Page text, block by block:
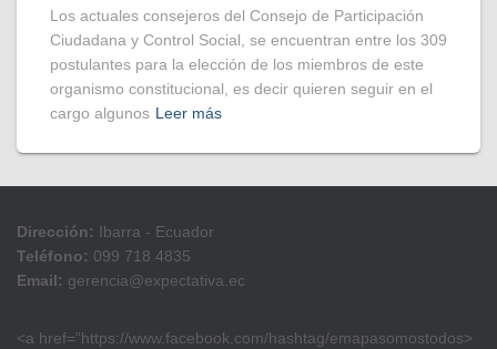
Los actuales consejeros del Consejo de Participación
Ciudadana y Control Social, se encuentran entre los 309
postulantes para la elección de los miembros de este
organismo constitucional, es decir quieren seguir en el
cargo algunos Leer más
Dirección: Ibarra - Ecuador
Teléfono: 099 718 4835
Email: gerencia@expectativa.ec
<a href=”https://www.facebook.com/hashtag/emapasomostodos>